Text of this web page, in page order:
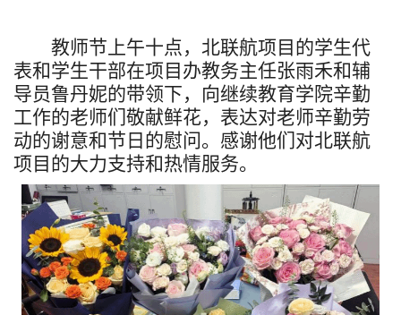
教师节上午十点，北联航项目的学生代
表和学生干部在项目办教务主任张雨禾和辅
导员鲁丹妮的带领下， 向继续教育学院辛勤
工作的老师们敬献鲜花， 表达对老师辛勤劳
动的谢意和节日的慰问。感谢他们对北联航
项目的大力支持和热情服务。